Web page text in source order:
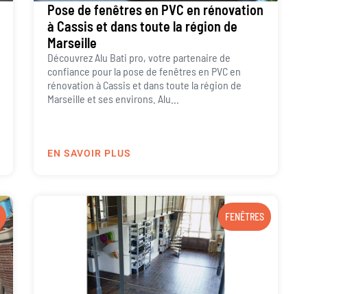
Pose de fenêtres en PVC en rénovation
à Cassis et dans toute la région de
Marseille
Découvrez Alu Bati pro, votre partenaire de
confiance pour la pose de fenêtres en PVC en
rénovation à Cassis et dans toute la région de
Marseille et ses environs. Alu...
EN SAVOIR PLUS
FENÊTRES